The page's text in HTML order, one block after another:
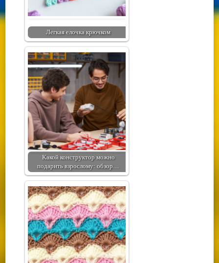
Легкая елочка крючком
Какой конструктор можно
подарить взрослому: обзор…